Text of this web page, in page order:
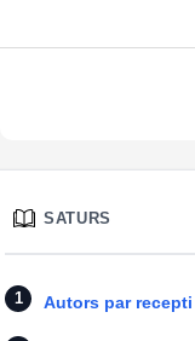
SATURS
Autors par recepti